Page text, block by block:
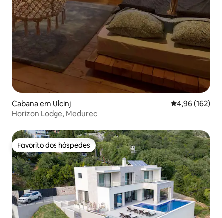
Cabana em Ulcinj Classificação
4,96 (162)
Horizon Lodge, Medurec
Favorito dos hóspedes
Favorito dos hóspedes